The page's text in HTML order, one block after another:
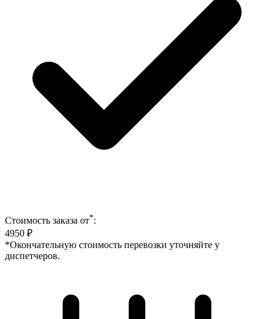
Стоимость заказа от*:
4950 ₽
*Окончательную стоимость перевозки уточняйте у
диспетчеров.